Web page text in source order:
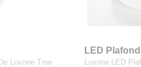
Loxone Tree
LED
Loxone LED